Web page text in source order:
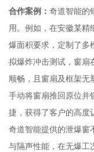
合作案例： 奇道智能的
用。例如，在安徽某精
爆面积要求，定制了多
拟爆炸冲击测试，窗扇
顺畅，且窗扇及框架无
手动将窗扇推回原位并
捷，获得了客户的高度
奇道智能提供的泄爆窗
与隔声性能，在无爆工